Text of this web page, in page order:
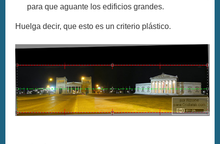
para que aguante los edificios grandes.
Huelga decir, que esto es un criterio plástico.